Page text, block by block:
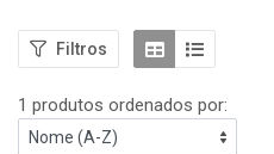
Filtros
1 produtos ordenados por: